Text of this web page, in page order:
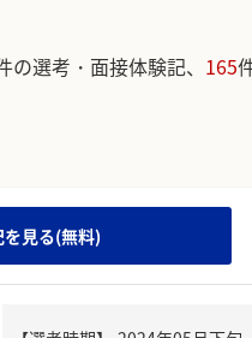
の選考・面接体験記、 165
見る(無料)